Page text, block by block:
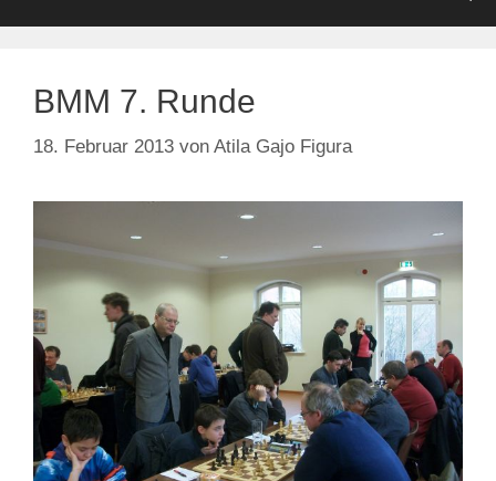
BMM 7. Runde
18. Februar 2013 von Atila Gajo Figura